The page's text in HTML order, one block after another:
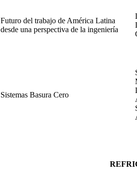
Futuro del trabajo de América Latina
desde una perspectiva de la ingeniería
Sistemas Basura Cero